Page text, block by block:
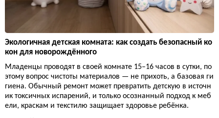
Экологичная детская комната: как создать безопасный ко
кон для новорождённого
Младенцы проводят в своей комнате 15–16 часов в сутки, по
этому вопрос чистоты материалов — не прихоть, а базовая ги
гиена. Обычный ремонт может превратить детскую в источн
ик токсичных испарений, и только осознанный подход к меб
ели, краскам и текстилю защищает здоровье ребёнка.